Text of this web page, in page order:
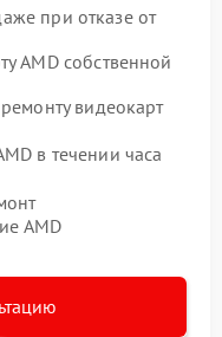
при отказе от
AMD собственной
видеокарт
в течении часа
AMD